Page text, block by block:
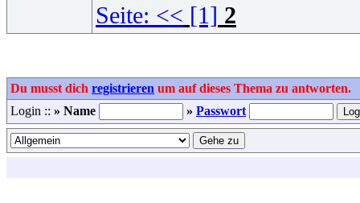
Seite: << [1] 2
Du musst dich registrieren um auf dieses Thema zu antworten.
Login :: » Name » Passwort